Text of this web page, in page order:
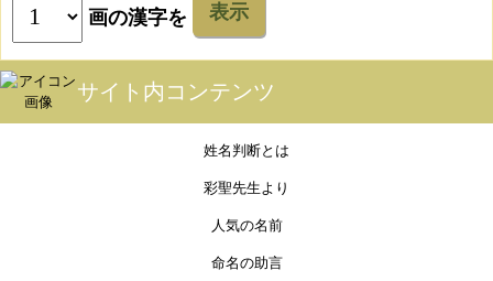
画の漢字を 表示
サイト内コンテンツ
姓名判断とは
彩聖先生より
人気の名前
命名の助言